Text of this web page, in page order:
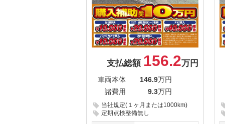
支払総額 156.2万円
車両本体 146.9万円
諸費用
9.3万円
当社規定(１ヶ月または1000km)
定期点検整備無し